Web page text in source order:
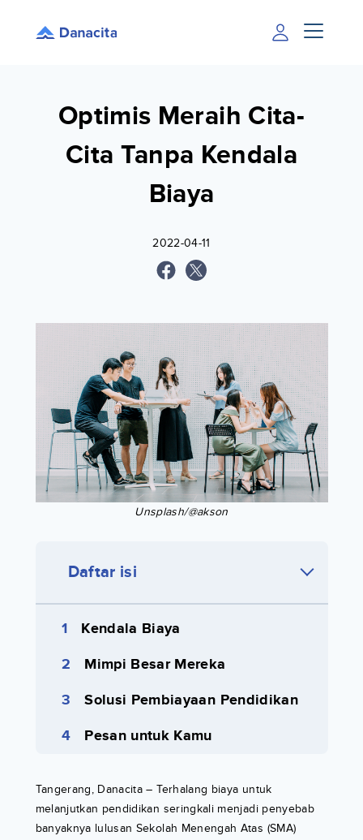
Optimis Meraih Cita-
Cita Tanpa Kendala
Biaya
2022-04-11
Unsplash/@akson
Daftar isi
Kendala Biaya
Mimpi Besar Mereka
Solusi Pembiayaan Pendidikan
Pesan untuk Kamu
Tangerang, Danacita – Terhalang biaya untuk
melanjutkan pendidikan seringkali menjadi penyebab
banyaknya lulusan Sekolah Menengah Atas (SMA)